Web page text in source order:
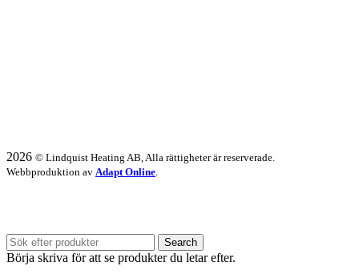
2026 © Lindquist Heating AB, Alla rättigheter är reserverade.
Webbproduktion av Adapt Online
Search
Börja skriva för att se produkter du letar efter.